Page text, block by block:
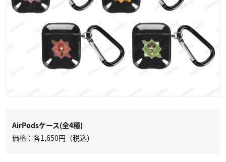
AirPodsケース(全4種)
価格：各1,650円（税込）